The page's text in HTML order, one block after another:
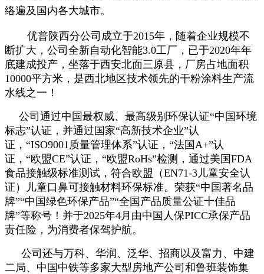
络遍及国内各大城市。
优普陕西分公司成立于2015年，随着企业规模不
断扩大，公司全新自动化智能3.0工厂，已于2020年年
底建成投产，坐落于西安北面三原县，厂房占地面积
10000平方米，是西北地区技术领先的干粉涂料生产流
水线之一！
公司通过中国最权威、最高级别环保认证“中国环境
标志”认证，并通过国家“高新技术企业”认
证，“ISO9001质量管理体系”认证，“法国A+”认
证，“欧盟CE”认证，“欧盟RoHs”检测，通过美国FDA
食品接触级标准测试，符合欧盟（EN71-3儿童安全认
证）儿童口鼻可接触材料环保标准。荣获“中国著名品
牌”“中国绿色环保产品”“全国产品质量公证十佳品
牌”等称号！并于2025年4月由中国人保PICC承保产品
责任险，为消费者保驾护航。
公司还与万科、华润、泛华、招商以及富力、中建
二局、中国中铁等多家大型房地产公司和鲁班装饰集